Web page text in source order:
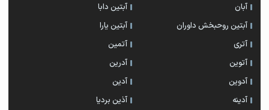
آبان
آبتین دابا
آبتین روحبخش داوران
آبتین یارا
آتری
آتمین
آتوین
آدرین
آدوین
آدین
آدینه
آذین بردیا